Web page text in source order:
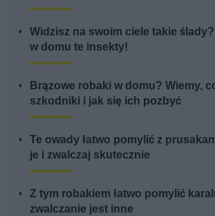
Widzisz na swoim ciele takie
w domu te insekty!
Brązowe robaki w domu? Wiemy,
szkodniki i jak się ich pozbyć
Te owady łatwo pomylić z
je i zwalczaj skutecznie
Z tym robakiem łatwo pomylić
zwalczanie jest inne